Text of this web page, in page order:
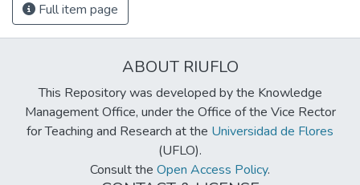
Full item page
ABOUT RIUFLO
This Repository was developed by the Knowledge
Management Office, under the Office of the Vice Rector
for Teaching and Research at the Universidad de Flores
(UFLO).
Consult the Open Access Policy.